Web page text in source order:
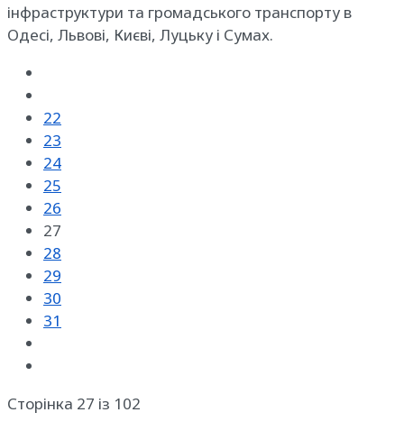
інфраструктури та громадського транспорту в
Одесі, Львові, Києві, Луцьку і Сумах.
22
23
24
25
26
27
28
29
30
31
Сторінка 27 із 102